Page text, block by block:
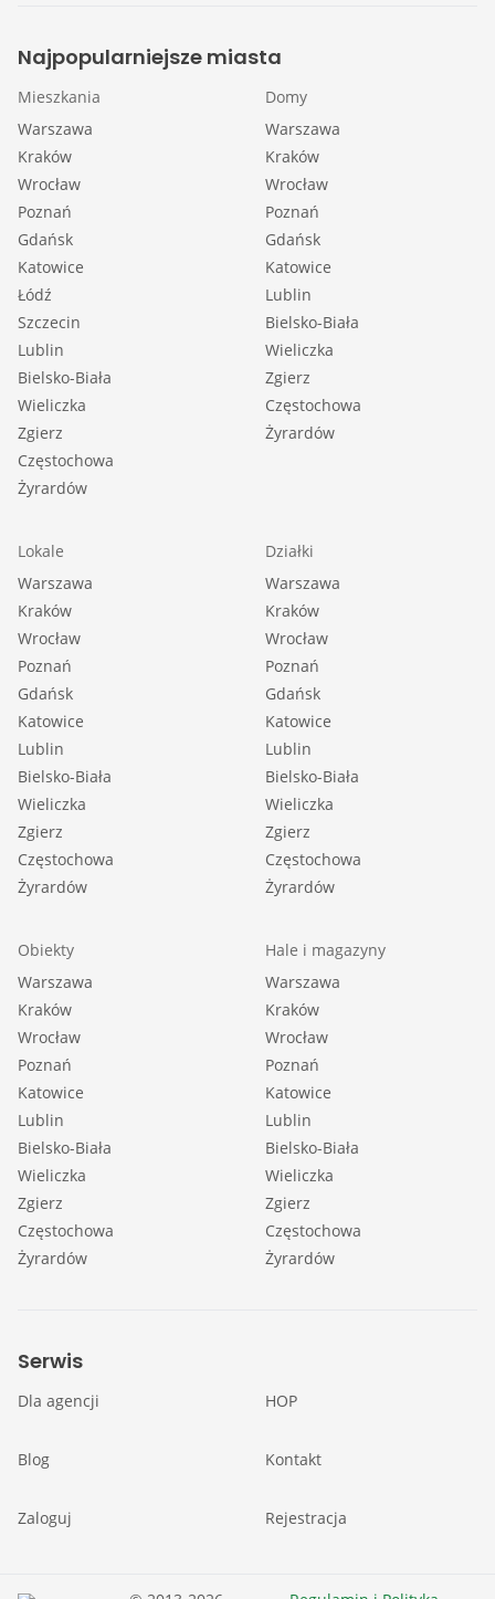
Najpopularniejsze miasta
Mieszkania
Warszawa
Kraków
Wrocław
Poznań
Gdańsk
Katowice
Łódź
Szczecin
Lublin
Bielsko-Biała
Wieliczka
Zgierz
Częstochowa
Żyrardów
Domy
Warszawa
Kraków
Wrocław
Poznań
Gdańsk
Katowice
Lublin
Bielsko-Biała
Wieliczka
Zgierz
Częstochowa
Żyrardów
Lokale
Warszawa
Kraków
Wrocław
Poznań
Gdańsk
Katowice
Lublin
Bielsko-Biała
Wieliczka
Zgierz
Częstochowa
Żyrardów
Działki
Warszawa
Kraków
Wrocław
Poznań
Gdańsk
Katowice
Lublin
Bielsko-Biała
Wieliczka
Zgierz
Częstochowa
Żyrardów
Obiekty
Warszawa
Kraków
Wrocław
Poznań
Katowice
Lublin
Bielsko-Biała
Wieliczka
Zgierz
Częstochowa
Żyrardów
Hale i magazyny
Warszawa
Kraków
Wrocław
Poznań
Katowice
Lublin
Bielsko-Biała
Wieliczka
Zgierz
Częstochowa
Żyrardów
Serwis
Dla agencji HOP
Blog Kontakt
Zaloguj Rejestracja